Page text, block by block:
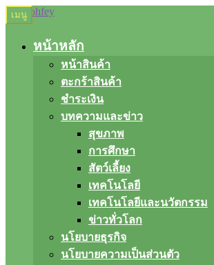
Skip
to
Skip
to
เมนู
หน้าหลัก
หน้าสินค้า
ตะกร้าสินค้า
ชำระเงิน
บทความและข่าว
สุขภาพ
การศึกษา
สัตว์เลี้ยง
เทคโนโลยี
เทคโนโลยีและนวัตกรรม
ข่าวทั่วโลก
นโยบายธุรกิจ
นโยบายความเป็นส่วนตัว